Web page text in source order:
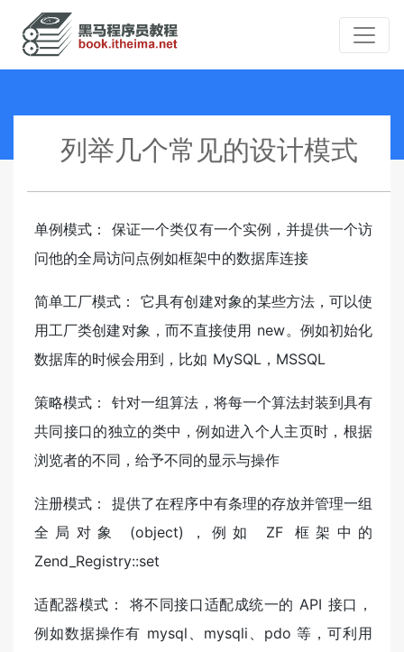
列举几个常见的设计模式
单例模式： 保证一个类仅有一个实例，并提供一个访
问他的全局访问点例如框架中的数据库连接
简单工厂模式： 它具有创建对象的某些方法，可以使
用工厂类创建对象，而不直接使用 new。例如初始化
数据库的时候会用到，比如 MySQL，MSSQL
策略模式： 针对一组算法，将每一个算法封装到具有
共同接口的独立的类中，例如进入个人主页时，根据
浏览者的不同，给予不同的显示与操作
注册模式： 提供了在程序中有条理的存放并管理一组
全局对象 (object)，例如 ZF 框架中的
Zend_Registry::set
适配器模式： 将不同接口适配成统一的 API 接口，
例如数据操作有 mysql、mysqli、pdo 等，可利用